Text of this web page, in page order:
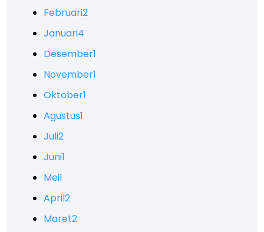
Februari2
Januari4
Desember1
November1
Oktober1
Agustus1
Juli2
Juni1
Mei1
April2
Maret2